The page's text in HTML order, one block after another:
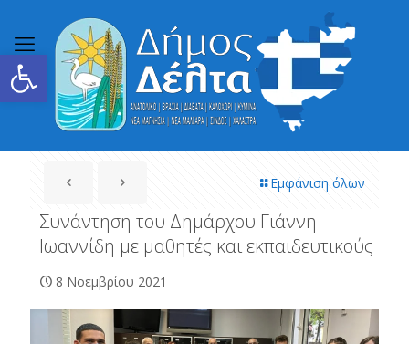
Ανοίξτε τη γραμμή εργαλείων
Εμφάνιση όλων
Συνάντηση του Δημάρχου Γιάννη
Ιωαννίδη με μαθητές και εκπαιδευτικούς
8 Νοεμβρίου 2021